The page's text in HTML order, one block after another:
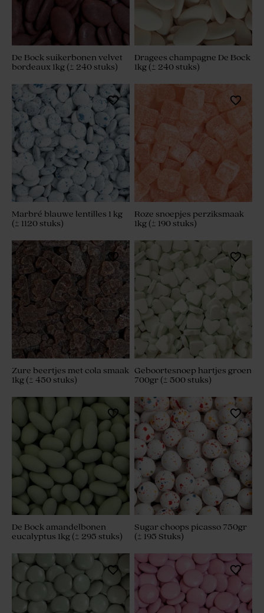
De Bock suikerbonen velvet
bordeaux 1kg (± 240 stuks)
Dragees champagne De Bock
1kg (± 240 stuks)
Marbré blauwe lentilles 1 kg
(± 1120 stuks)
Roze snoepjes perziksmaak
1kg (± 190 stuks)
Zure beertjes met cola smaak
1kg (± 450 stuks)
Geboortesnoep hartjes groen
700gr (± 500 stuks)
De Bock amandelbonen
eucalyptus 1kg (± 295 stuks)
Sugar choops picasso 750gr
(± 195 Stuks)